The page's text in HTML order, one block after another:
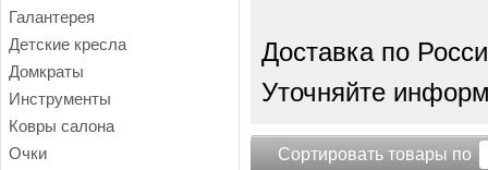
Галантерея
Детские кресла
Домкраты
Инструменты
Ковры салона
Очки
Доставка по
Уточняйте
Сортировать товары по